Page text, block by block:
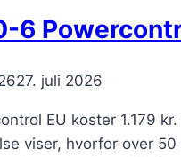
6
27. juli 2026
EU koster 1.179
viser, hvorfor over